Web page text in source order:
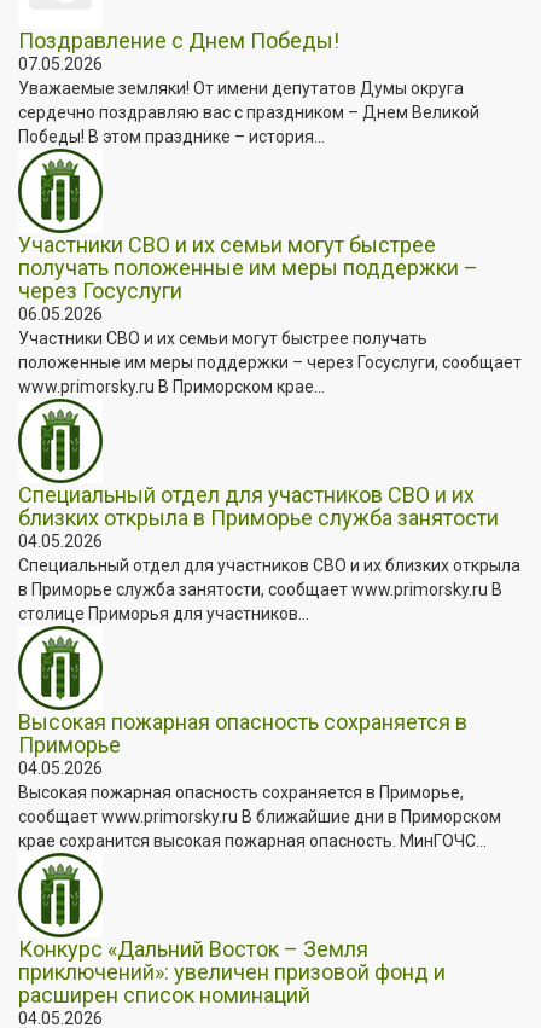
Поздравление с Днем Победы!
07.05.2026
Уважаемые земляки! От имени депутатов Думы округа
сердечно поздравляю вас с праздником – Днем Великой
Победы! В этом празднике – история...
Участники СВО и их семьи могут быстрее
получать положенные им меры поддержки –
через Госуслуги
06.05.2026
Участники СВО и их семьи могут быстрее получать
положенные им меры поддержки – через Госуслуги, сообщает
www.primorsky.ru В Приморском крае...
Специальный отдел для участников СВО и их
близких открыла в Приморье служба занятости
04.05.2026
Специальный отдел для участников СВО и их близких открыла
в Приморье служба занятости, сообщает www.primorsky.ru В
столице Приморья для участников...
Высокая пожарная опасность сохраняется в
Приморье
04.05.2026
Высокая пожарная опасность сохраняется в Приморье,
сообщает www.primorsky.ru В ближайшие дни в Приморском
крае сохранится высокая пожарная опасность. МинГОЧС...
Конкурс «Дальний Восток – Земля
приключений»: увеличен призовой фонд и
расширен список номинаций
04.05.2026